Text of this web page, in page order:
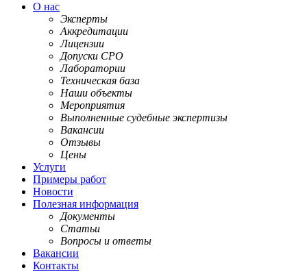
О нас
Эксперты
Аккредитации
Лицензии
Допуски СРО
Лаборатории
Техническая база
Наши объекты
Мероприятия
Выполненные судебные экспертизы
Вакансии
Отзывы
Цены
Услуги
Примеры работ
Новости
Полезная информация
Документы
Статьи
Вопросы и ответы
Вакансии
Контакты